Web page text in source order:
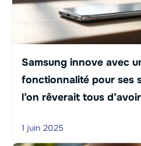
Samsung innove avec
fonctionnalité pour ses
l’on rêverait tous d’avoir
1 juin 2025